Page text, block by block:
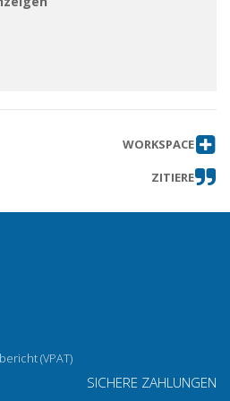
WORKSPACE
ZITIERE
(VPAT)
SICHERE ZAHLUNGEN